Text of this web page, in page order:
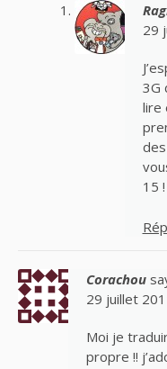
29
3G
lire
15 !
Corachou
29 juillet
Moi je
propre !!